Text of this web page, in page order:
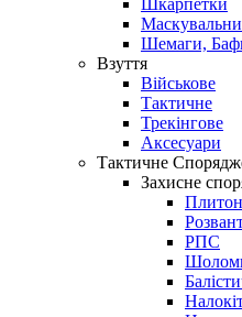
Шемаги,
Взуття
Військове
Тактичне
Трекінгове
Аксесуари
Тактичне
Захисне
РПС